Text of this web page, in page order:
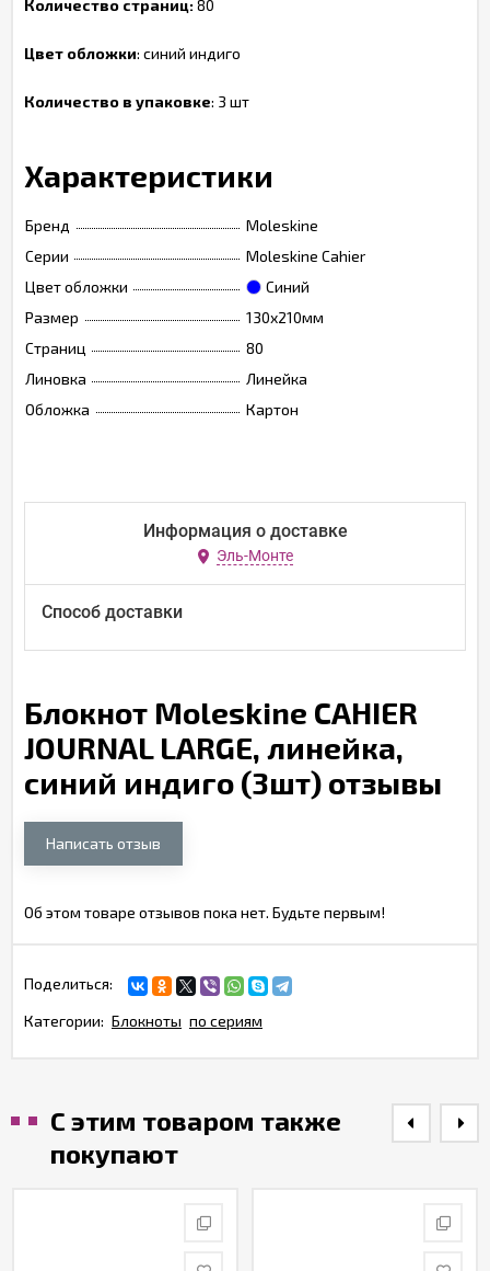
Количество страниц:80
Цвет обложки: синий индиго
Количество в упаковке: 3 шт
Характеристики
Бренд
Moleskine
Серии
Moleskine Cahier
Цвет обложки
Синий
Размер
130х210мм
Страниц
80
Линовка
Линейка
Обложка
Картон
Информация о доставке
Эль-Монте
Способ доставки
Блокнот Moleskine CAHIER
JOURNAL LARGE, линейка,
синий индиго (3шт) отзывы
Написать отзыв
Об этом товаре отзывов пока нет. Будьте первым!
Поделиться:
Категории: Блокноты по сериям
С этим товаром также
покупают